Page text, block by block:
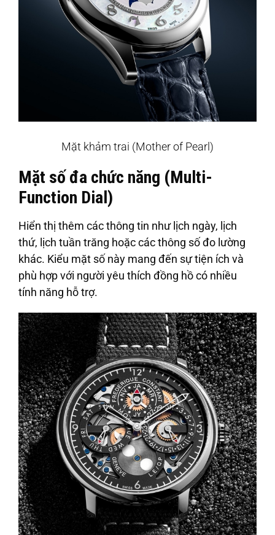
Mặt khảm trai (Mother of Pearl)
Mặt số đa chức năng (Multi-
Function Dial)
Hiển thị thêm các thông tin như lịch ngày, lịch
thứ, lịch tuần trăng hoặc các thông số đo lường
khác. Kiểu mặt số này mang đến sự tiện ích và
phù hợp với người yêu thích đồng hồ có nhiều
tính năng hỗ trợ.